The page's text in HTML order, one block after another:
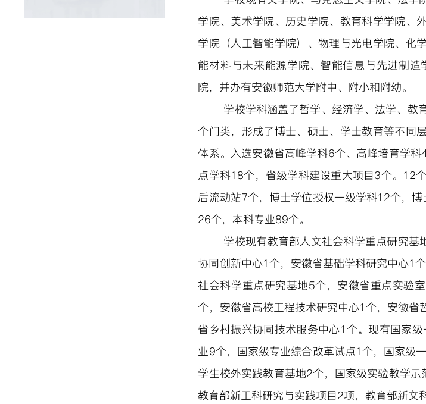
学院、美术学院、历史学院、教育科学学院、
学院（人工智能学院）、物理与光电学院、化
能材料与未来能源学院、智能信息与先进制
院，并办有安徽师范大学附中、附小和附幼。
学校学科涵盖了哲学、经济学、法学、教
个门类，形成了博士、硕士、学士教育等不同
体系。入选安徽省高峰学科6个、高峰培育学
点学科18个，省级学科建设重大项目3个。12
后流动站7个，博士学位授权一级学科12个，
26个，本科专业89个。
学校现有教育部人文社会科学重点研究
协同创新中心1个，安徽省基础学科研究中心1
社会科学重点研究基地5个，安徽省重点实验
个，安徽省高校工程技术研究中心1个，安徽
省乡村振兴协同技术服务中心1个。现有国家
业9个，国家级专业综合改革试点1个，国家级
学生校外实践教育基地2个，国家级实验教学
教育部新工科研究与实践项目2项，教育部新文